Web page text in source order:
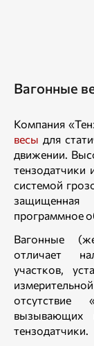
Вагонные
Компания
весы для
движении.
тензодатчики
системой
программное
Вагонные
отличает
участков,
отсутствие
вызывающих
тензодатчики.